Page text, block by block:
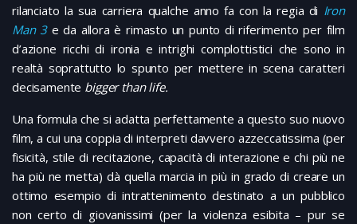
rilanciato la sua carriera qualche anno fa con la regia di Iron
Man 3e da allora è rimasto un punto di riferimento per film
d’azione ricchi di ironia e intrighi complottistici che sono in
realtà soprattutto lo spunto per mettere in scena caratteri
decisamente bigger than life.
Una formula che si adatta perfettamente a questo suo nuovo
film, a cui una coppia di interpreti davvero azzeccatissima (per
fisicità, stile di recitazione, capacità di interazione e chi più ne
ha più ne metta) dà quella marcia in più in grado di creare un
ottimo esempio di intrattenimento destinato a un pubblico
non certo di giovanissimi (per la violenza esibita – pur se